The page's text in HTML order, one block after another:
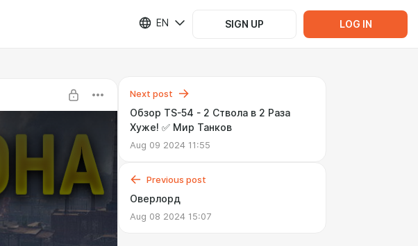
EN SIGN UP LOG IN
Next post
Обзор TS-54 - 2 Ствола в 2 Раза
Хуже! ✅ Мир Танков
Aug 09 2024 11:55
Previous post
Оверлорд
Aug 08 2024 15:07